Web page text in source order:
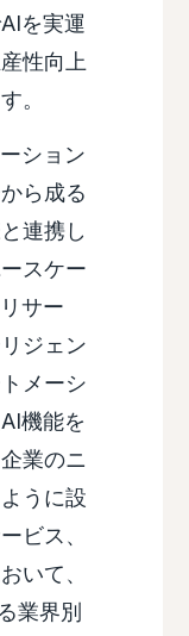
を実運
性向上
。
ション
ら成る
連携し
スケー
サー
ジェン
メーシ
機能を
業のニ
うに設
ビス、
いて、
業界別